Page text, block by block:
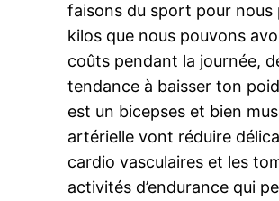
faisons du sport pour nous
kilos que nous pouvons
coûts pendant la journée,
tendance à baisser ton
est un bicepses et bien
artérielle vont réduire
cardio vasculaires et les
activités d’endurance qui